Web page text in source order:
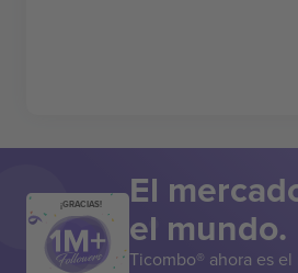
¡GRACIAS! El
el mundo.
Ticombo® ahora es